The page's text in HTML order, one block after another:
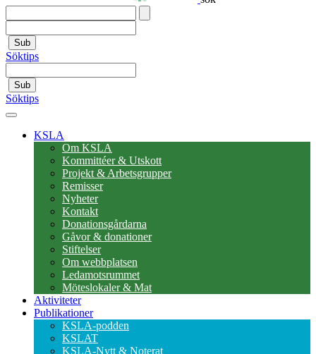
Sub
Söktips
Sub
Söktips
KSLA
Om KSLA
Kommittéer & Utskott
Projekt & Arbetsgrupper
Remisser
Nyheter
Kontakt
Donationsgårdarna
Gåvor & donationer
Stiftelser
Om webbplatsen
Ledamotsrummet
Möteslokaler & Mat
Aktiviteter
Publikationer
KSLA-podden
KSLAT
KSLA-Nytt & Noterat